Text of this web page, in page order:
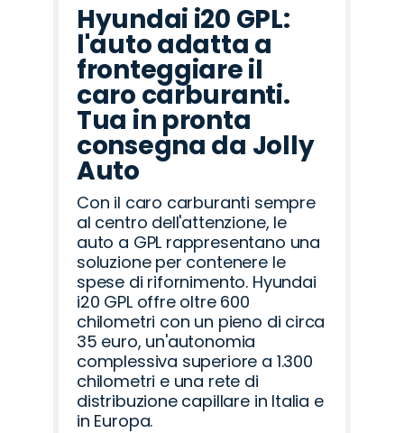
Hyundai i20 GPL:
l'auto adatta a
fronteggiare il
caro carburanti.
Tua in pronta
consegna da Jolly
Auto
Con il caro carburanti sempre
al centro dell'attenzione, le
auto a GPL rappresentano una
soluzione per contenere le
spese di rifornimento. Hyundai
i20 GPL offre oltre 600
chilometri con un pieno di circa
35 euro, un'autonomia
complessiva superiore a 1.300
chilometri e una rete di
distribuzione capillare in Italia e
in Europa.